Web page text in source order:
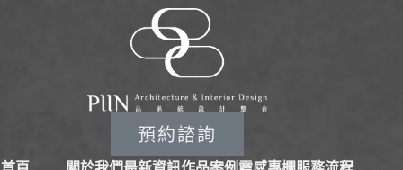
預約諮詢